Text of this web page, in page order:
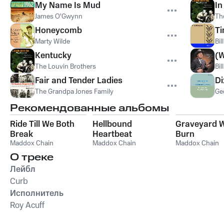
My Name Is Mud
James O'Gwynn
Honeycomb
Marty Wilde
Kentucky
The Louvin Brothers
Fair and Tender Ladies
The Grandpa Jones Family
Рекомендованные альбомы
Ride Till We Both
Break
Maddox Chain
Hellbound
Heartbeat
Maddox Chain
Graveyard
Burn
Maddox Chain
О треке
Лейбл
Curb
Исполнитель
Roy Acuff